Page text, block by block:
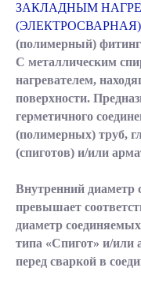
ЗАКЛАДНЫМ
(ЭЛЕКТРОСВАРНАЯ)
(полимерный)
С металлическим
нагревателем,
поверхности.
герметичного
(полимерных) труб,
(спиготов) и/или
Внутренний диаметр
превышает
диаметр
типа «Спигот» и/или
перед сваркой в